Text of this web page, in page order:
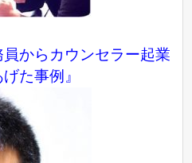
員からカウンセラー起業
た事例』